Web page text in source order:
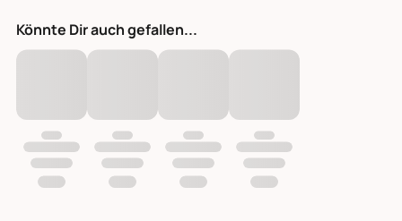
Könnte Dir auch gefallen...